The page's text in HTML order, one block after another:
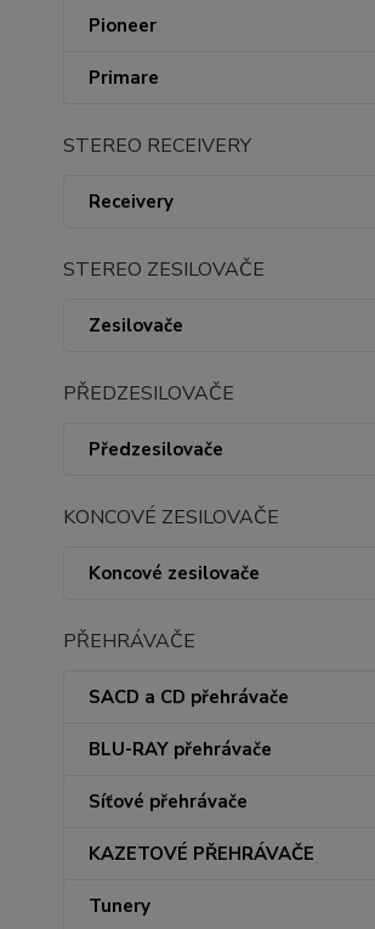
Pioneer
Primare
STEREO RECEIVERY
Receivery
STEREO ZESILOVAČE
Zesilovače
PŘEDZESILOVAČE
Předzesilovače
KONCOVÉ ZESILOVAČE
Koncové zesilovače
PŘEHRÁVAČE
SACD a CD přehrávače
BLU-RAY přehrávače
Síťové přehrávače
KAZETOVÉ PŘEHRÁVAČE
Tunery